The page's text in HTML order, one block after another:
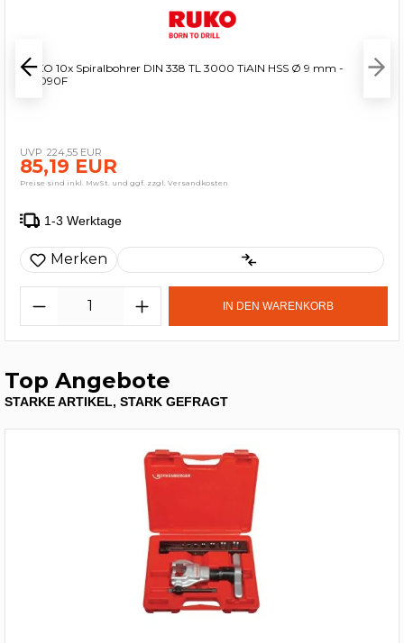
RUKO 10x Spiralbohrer DIN 338 TL 3000 TiAlN HSS Ø 9 mm -
258090F
224,55 EUR
85,19 EUR
Preise sind inkl. MwSt. und ggf. zzgl. Versandkosten
1-3 Werktage
Merken
IN DEN WARENKORB
Top Angebote
STARKE ARTIKEL, STARK GEFRAGT